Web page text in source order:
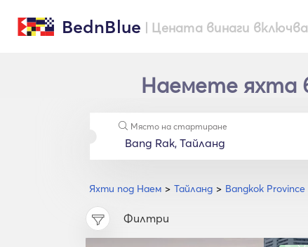
BednBlue | Цената винаги
Наемете яхта
Яхти под Наем Тайланд Bangkok Province
Място на стартиране
Филтри